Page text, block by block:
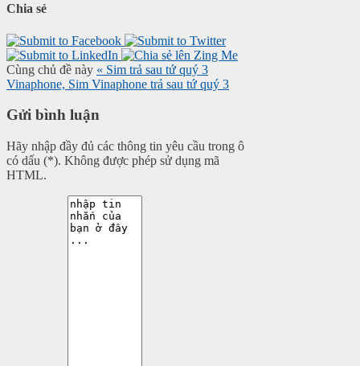
Chia sẻ
Cùng chủ đề này « Sim trả sau tứ quý 3
Vinaphone, Sim Vinaphone trả sau tứ quý 3
Gửi bình luận
Hãy nhập đầy đủ các thông tin yêu cầu trong ô
có dấu (*). Không được phép sử dụng mã
HTML.